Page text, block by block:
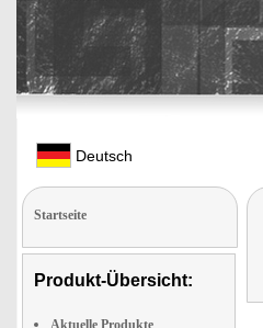
Deutsch
Startseite
Produkt-Übersicht:
Aktuelle Produkte